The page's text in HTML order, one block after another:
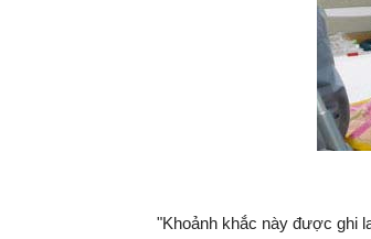
"Khoảnh khắc này được ghi